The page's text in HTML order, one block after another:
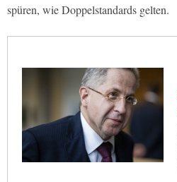
spüren, wie Doppelstandards gelten.